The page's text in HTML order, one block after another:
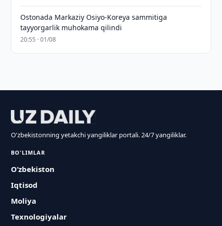
Ostonada Markaziy Osiyo-Koreya sammitiga
tayyorgarlik muhokama qilindi
20:55 · 01/08
O'zbekistonning yetakchi yangiliklar portali. 24/7 yangiliklar.
BO'LIMLAR
O‘zbekiston
Iqtisod
Moliya
Texnologiyalar